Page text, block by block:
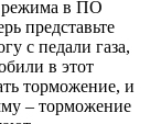
режима в ПО
представьте
с педали газа,
в этот
торможение, и
– торможение